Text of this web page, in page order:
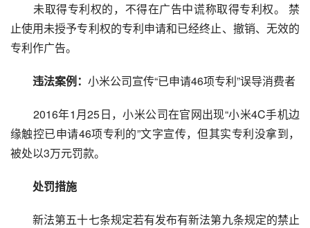
未取得专利权的，不得在广告中谎称取得专利权。 禁
止使用未授予专利权的专利申请和已经终止、撤销、无效的
专利作广告。
违法案例： 小米公司宣传“已申请46项专利”误导消费者
2016年1月25日，小米公司在官网出现“小米4C手机边
缘触控已申请46项专利的”文字宣传，但其实专利没拿到，
被处以3万元罚款。
处罚措施
新法第五十七条规定若有发布有新法第九条规定的禁止